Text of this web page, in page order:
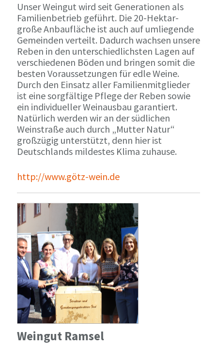
Unser Weingut wird seit Generationen als
Familienbetrieb geführt. Die 20-Hektar-
große Anbaufläche ist auch auf umliegende
Gemeinden verteilt. Dadurch wachsen unsere
Reben in den unterschiedlichsten Lagen auf
verschiedenen Böden und bringen somit die
besten Voraussetzungen für edle Weine.
Durch den Einsatz aller Familienmitglieder
ist eine sorgfältige Pflege der Reben sowie
ein individueller Weinausbau garantiert.
Natürlich werden wir an der südlichen
Weinstraße auch durch „Mutter Natur“
großzügig unterstützt, denn hier ist
Deutschlands mildestes Klima zuhause.
http://www.götz-wein.de
Weingut Ramsel